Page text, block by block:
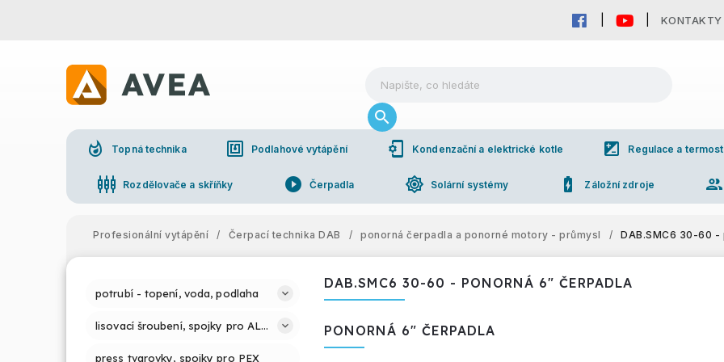
KONTAKTY
whatshot Topná technika nfc Podlahové vytápění phonelink_setup Kondenzační a elektrické kotle iso Regulace a
settings_input_component Rozdělovače a skříňky play_circle_filled Čerpadla brightness_high Solární systémy battery_charging_full Záložní zdroje group
Profesionální vytápění / Čerpací technika DAB / ponorná čerpadla a ponorné motory - průmysl / DAB.SMC6 30-60
potrubí - topení, voda, podlaha
lisovací šroubení, spojky pro ALPEX PRESS
press tvarovky, spojky pro PEX
DAB.SMC6 30-60 - PONORNÁ 6" ČERPADLA
PONORNÁ 6" ČERPADLA